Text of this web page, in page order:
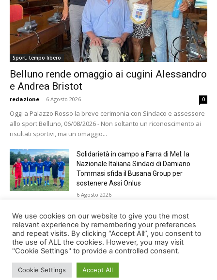
Sport, tempo libero
Belluno rende omaggio ai cugini Alessandro
e Andrea Bristot
redazione - 6 Agosto 2026 0
Oggi a Palazzo Rosso la breve cerimonia con Sindaco e assessore
allo sport Belluno, 06/08/2026 - Non soltanto un riconoscimento ai
risultati sportivi, ma un omaggio...
Solidarietà in campo a Farra di Mel: la
Nazionale Italiana Sindaci di Damiano
Tommasi sfida il Busana Group per
sostenere Assi Onlus
6 Agosto 2026
Shade, Dolcenera, Merk&Kremont,
Benji&Fede e molti altri, giovedì sera a
Jesolo con Radio Bella&Monella
5 Agosto 2026
We use cookies on our website to give you the most
relevant experience by remembering your preferences
and repeat visits. By clicking “Accept All”, you consent to
the use of ALL the cookies. However, you may visit
"Cookie Settings" to provide a controlled consent.
Cookie Settings Accept All